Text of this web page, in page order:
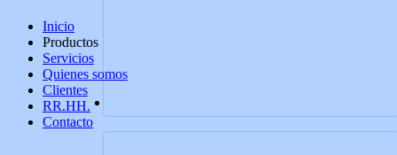
Inicio
Productos
Servicios
Quienes somos
Clientes
RR.HH.
Contacto